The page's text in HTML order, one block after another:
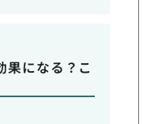
果になる？こ